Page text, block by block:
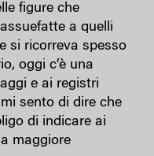
figure che
a quelli
si ricorreva spesso
oggi c’è una
e ai registri
sento di dire che
di indicare ai
maggiore